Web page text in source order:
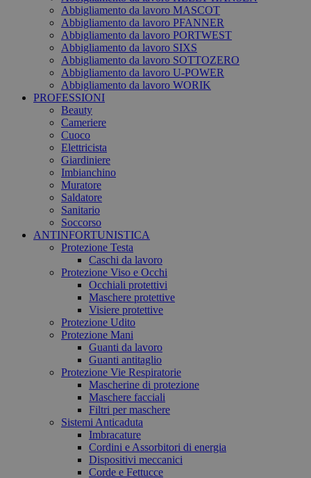
Abbigliamento da lavoro MASCOT
Abbigliamento da lavoro PFANNER
Abbigliamento da lavoro PORTWEST
Abbigliamento da lavoro SIXS
Abbigliamento da lavoro SOTTOZERO
Abbigliamento da lavoro U-POWER
Abbigliamento da lavoro WORIK
PROFESSIONI
Beauty
Cameriere
Cuoco
Elettricista
Giardiniere
Imbianchino
Muratore
Saldatore
Sanitario
Soccorso
ANTINFORTUNISTICA
Protezione Testa
Caschi da lavoro
Protezione Viso e Occhi
Occhiali protettivi
Maschere protettive
Visiere protettive
Protezione Udito
Protezione Mani
Guanti da lavoro
Guanti antitaglio
Protezione Vie Respiratorie
Mascherine di protezione
Maschere facciali
Filtri per maschere
Sistemi Anticaduta
Imbracature
Cordini e Assorbitori di energia
Dispositivi meccanici
Corde e Fettucce